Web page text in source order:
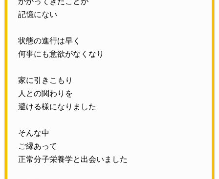
記憶にない
状態の進行は早く
何事にも意欲がなくなり
家に引きこもり
人との関わりを
避ける様になりました
そんな中
ご縁あって
正常分子栄養学と出会いました